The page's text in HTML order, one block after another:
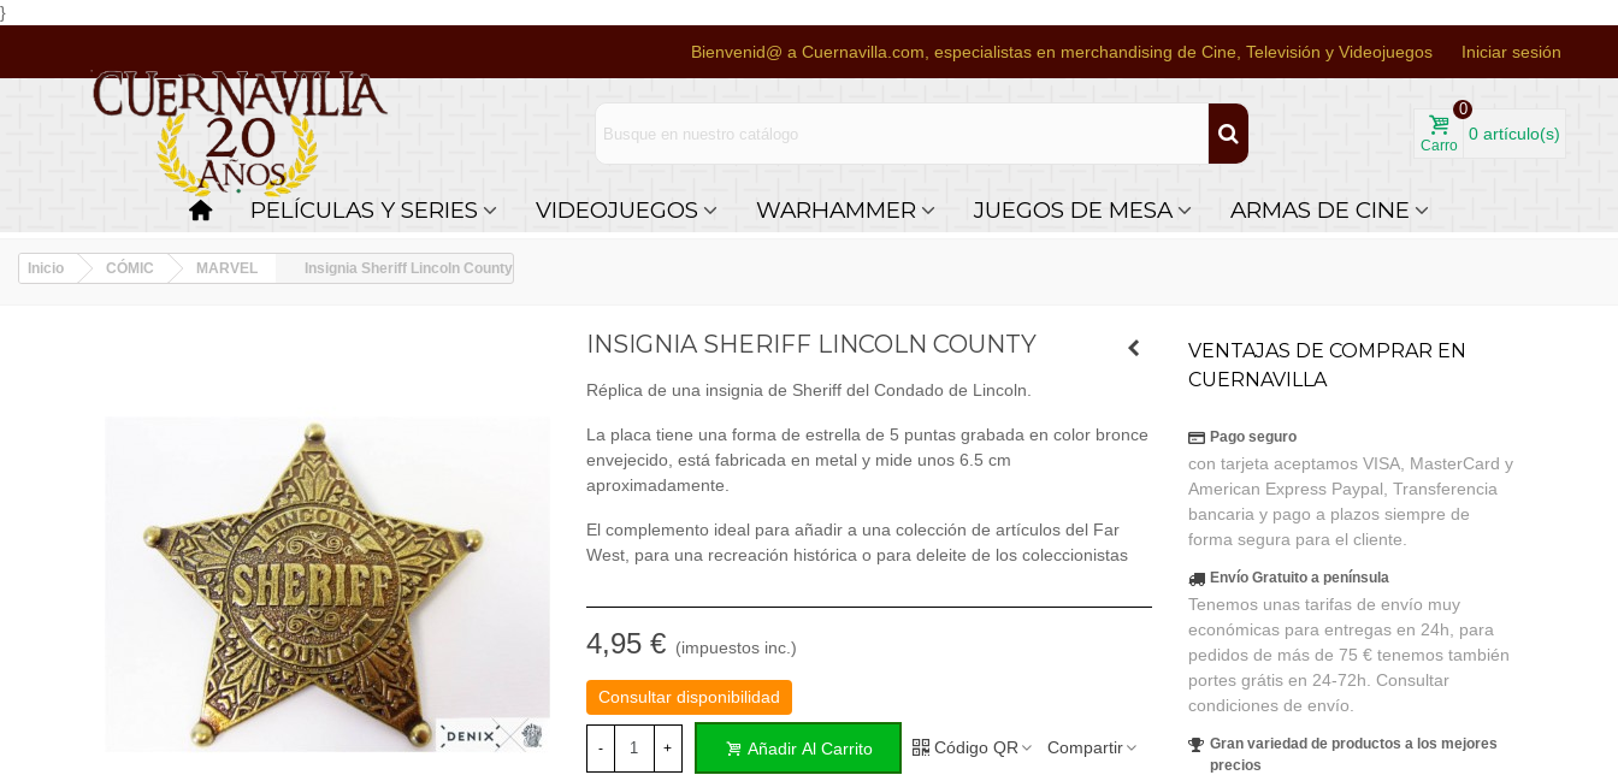
}
Bienvenid@ a Cuernavilla.com, especialistas en merchandising de Cine, Televisión y Videojuegos Iniciar sesión
Carro
0
0 artículo(s)
PELÍCULAS Y SERIES VIDEOJUEGOS WARHAMMER JUEGOS DE MESA ARMAS DE CINE
Inicio CÓMIC MARVEL Insignia Sheriff Lincoln County
INSIGNIA SHERIFF LINCOLN COUNTY
Réplica de una insignia de Sheriff del Condado de Lincoln.
La placa tiene una forma de estrella de 5 puntas grabada en color bronce
envejecido, está fabricada en metal y mide unos 6.5 cm
aproximadamente.
El complemento ideal para añadir a una colección de artículos del Far
West, para una recreación histórica o para deleite de los coleccionistas
4,95 € (impuestos inc.)
Consultar disponibilidad
- + Añadir Al Carrito Código QR Compartir
VENTAJAS DE COMPRAR EN
CUERNAVILLA
Pago seguro
con tarjeta aceptamos VISA, MasterCard y
American Express Paypal, Transferencia
bancaria y pago a plazos siempre de
forma segura para el cliente.
Envío Gratuito a península
Tenemos unas tarifas de envío muy
económicas para entregas en 24h, para
pedidos de más de 75 € tenemos también
portes grátis en 24-72h. Consultar
condiciones de envío.
Gran variedad de productos a los mejores
precios